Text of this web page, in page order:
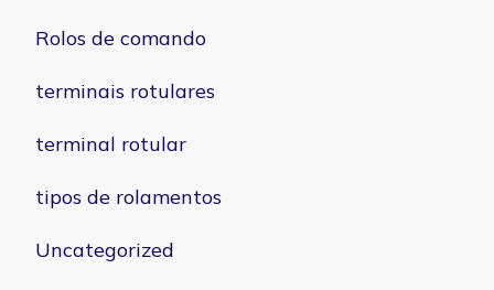
Rolos de comando
terminais rotulares
terminal rotular
tipos de rolamentos
Uncategorized